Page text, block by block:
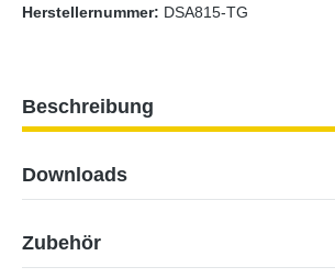
Herstellernummer: DSA815-TG
Beschreibung
Downloads
Zubehör